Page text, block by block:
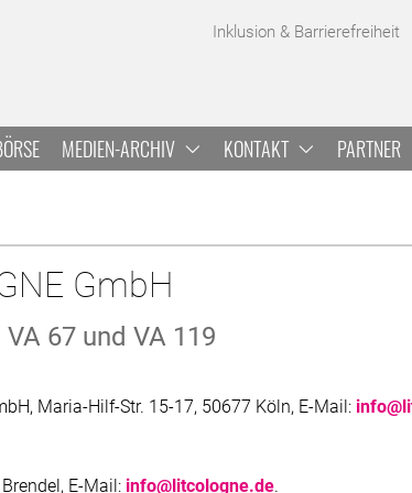
Inklusion & Barrierefreiheit
MEDIEN-ARCHIV KONTAKT PARTNER
GmbH
67 und VA 119
Maria-Hilf-Str. 15-17, 50677 Köln, E-Mail:
E-Mail: info@litcologne.de.